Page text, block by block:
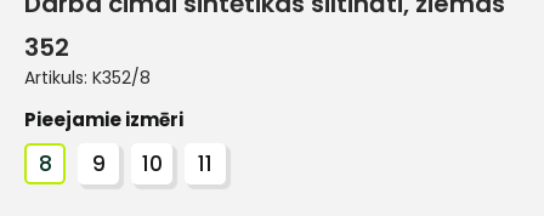
352
Artikuls: K352/8
Pieejamie izmēri
8 9 10 11